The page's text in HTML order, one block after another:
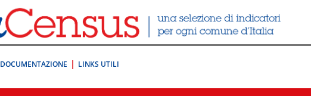
DOCUMENTAZIONE LINKS UTILI